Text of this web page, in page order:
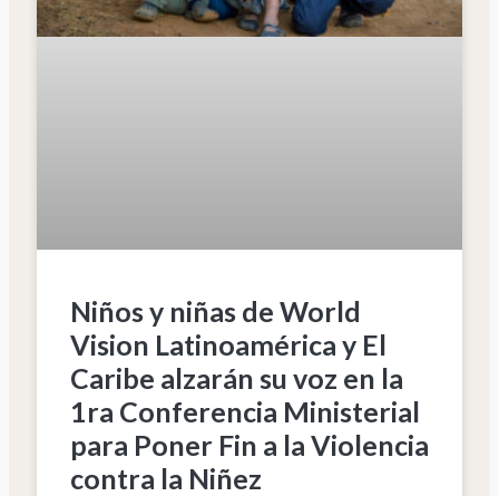
Niños y niñas de World
Vision Latinoamérica y El
Caribe alzarán su voz en la
1ra Conferencia Ministerial
para Poner Fin a la Violencia
contra la Niñez